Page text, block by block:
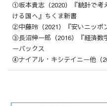
①坂本貴志（2020）『統計で考
ける国へ』ちくま新書
②中藤玲（2021）『安いニッポ
③長沼伸一郎（2016）『経済数
ーバックス
④ナイアル・キシテイニー他（